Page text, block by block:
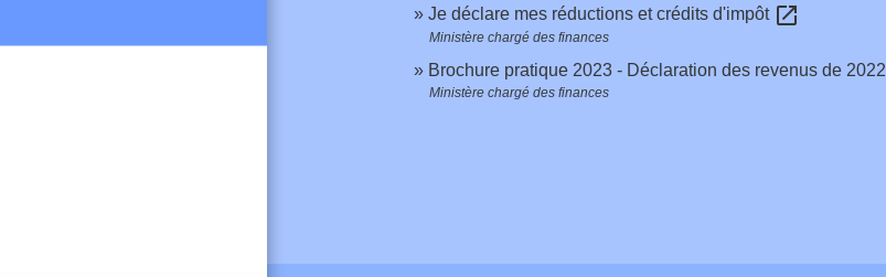
Je déclare mes réductions et crédits d'impôt open_in_new
Ministère chargé des finances
Brochure pratique 2023 - Déclaration des revenus de 2022
Ministère chargé des finances